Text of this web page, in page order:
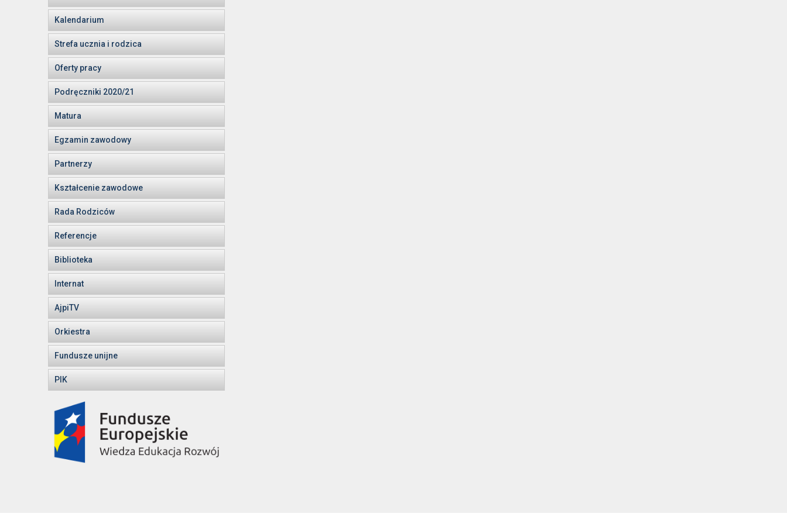
Kalendarium
Strefa ucznia i rodzica
Oferty pracy
Podręczniki 2020/21
Matura
Egzamin zawodowy
Partnerzy
Kształcenie zawodowe
Rada Rodziców
Referencje
Biblioteka
Internat
AjpiTV
Orkiestra
Fundusze unijne
PIK